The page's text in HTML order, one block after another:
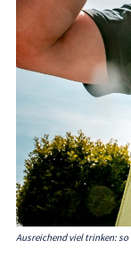
Ausreichend viel trinken: